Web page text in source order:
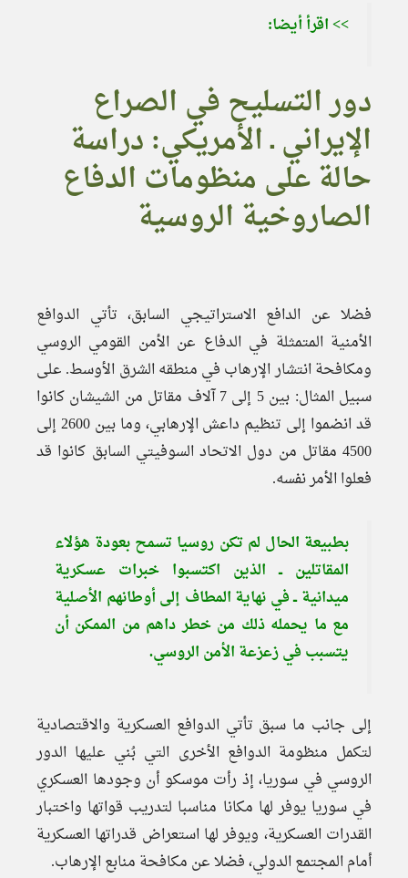
>> اقرأ أيضا:
دور التسليح في الصراع
الإيراني ـ الأمريكي: دراسة
حالة على منظومات الدفاع
الصاروخية الروسية
فضلا عن الدافع الاستراتيجي السابق، تأتي الدوافع
الأمنية المتمثلة في الدفاع عن الأمن القومي الروسي
ومكافحة انتشار الإرهاب في منطقه الشرق الأوسط. على
سبيل المثال: بين 5 إلى 7 آلاف مقاتل من الشيشان كانوا
قد انضموا إلى تنظيم داعش الإرهابي، وما بين 2600 إلى
4500 مقاتل من دول الاتحاد السوفيتي السابق كانوا قد
فعلوا الأمر نفسه.
بطبيعة الحال لم تكن روسيا تسمح بعودة هؤلاء
المقاتلين ــ الذين اكتسبوا خبرات عسكرية
ميدانية ــ في نهاية المطاف إلى أوطانهم الأصلية
مع ما يحمله ذلك من خطر داهم من الممكن أن
يتسبب في زعزعة الأمن الروسي.
إلى جانب ما سبق تأتي الدوافع العسكرية والاقتصادية
لتكمل منظومة الدوافع الأخرى التي بُني عليها الدور
الروسي في سوريا، إذ رأت موسكو أن وجودها العسكري
في سوريا يوفر لها مكانا مناسبا لتدريب قواتها واختبار
القدرات العسكرية، ويوفر لها استعراض قدراتها العسكرية
أمام المجتمع الدولي، فضلا عن مكافحة منابع الإرهاب.